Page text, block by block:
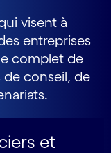
visent à
entreprises
complet de
de conseil, de
et